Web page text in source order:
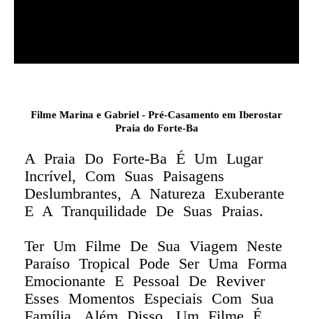
Filme Marina e Gabriel - Pré-Casamento em Iberostar
Praia do Forte-Ba
A Praia Do Forte-Ba É Um Lugar
Incrível, Com Suas Paisagens
Deslumbrantes, A Natureza Exuberante
E A Tranquilidade De Suas Praias.
Ter Um Filme De Sua Viagem Neste
Paraíso Tropical Pode Ser Uma Forma
Emocionante E Pessoal De Reviver
Esses Momentos Especiais Com Sua